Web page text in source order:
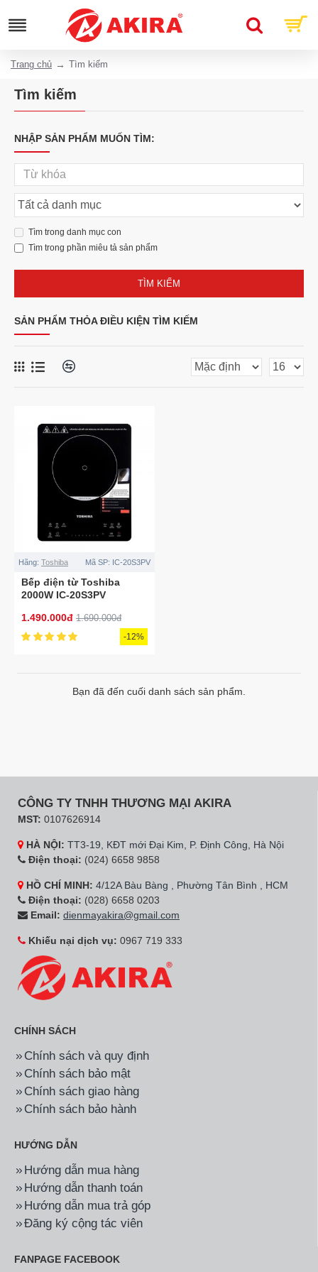
Trang chủ Tìm kiếm
Tìm kiếm
NHẬP SẢN PHẨM MUỐN TÌM:
Tìm trong danh mục con
Tìm trong phần miêu tả sản phẩm
TÌM KIẾM
SẢN PHẨM THỎA ĐIỀU KIỆN TÌM KIẾM
Hãng: Toshiba Mã SP: IC-20S3PV
Bếp điện từ Toshiba
2000W IC-20S3PV
1.490.000đ 1.690.000đ
-12%
Bạn đã đến cuối danh sách sản phẩm.
CÔNG TY TNHH THƯƠNG MẠI AKIRA
MST: 0107626914
HÀ NỘI: TT3-19, KĐT mới Đại Kim, P. Định Công, Hà Nội
Điện thoại: (024) 6658 9858
HỒ CHÍ MINH: 4/12A Bàu Bàng , Phường Tân Bình , HCM
Điện thoại: (028) 6658 0203
Email: dienmayakira@gmail.com
Khiếu nại dịch vụ: 0967 719 333
CHÍNH SÁCH
Chính sách và quy định
Chính sách bảo mật
Chính sách giao hàng
Chính sách bảo hành
HƯỚNG DẪN
Hướng dẫn mua hàng
Hướng dẫn thanh toán
Hướng dẫn mua trả góp
Đăng ký cộng tác viên
FANPAGE FACEBOOK